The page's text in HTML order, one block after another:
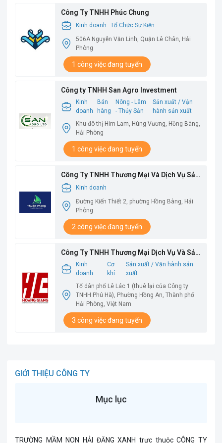
Công Ty TNHH Phúc Chung
Kinh doanh
Tổ Chức Sự Kiện
506A Nguyễn Văn Linh, Quận Lê Chân, Hải
Phòng
1 công việc đang tuyển
Công ty TNHH San Agro Investment
Kinh
doanh
Bán
hàng
Nông - Lâm
- Thủy Sản
Sản xuất / Vận
hành sản xuất
Khu đô thị Him Lam, Hùng Vương, Hồng Bàng,
Hải Phòng
1 công việc đang tuyển
Công Ty TNHH Thương Mại Và Dịch Vụ Sản
Xuất Thuận Phong
Kinh doanh
Đường Kiến Thiết 2, phường Hồng Bàng, Hải
Phòng
2 công việc đang tuyển
Công Ty TNHH Thương Mại Dịch Vụ Và Sản
Xuất Hoàng Giang
Kinh
doanh
Cơ
khí
Sản xuất / Vận hành sản
xuất
Tổ dân phố Lê Lác 1 (thuê lại của Công ty
TNHH Phú Hà), Phường Hồng An, Thành phố
Hải Phòng, Việt Nam
3 công việc đang tuyển
GIỚI THIỆU CÔNG TY
Mục lục
TRƯỜNG MẦM NON HẢI ĐĂNG XANH trực thuộc CÔNG TY